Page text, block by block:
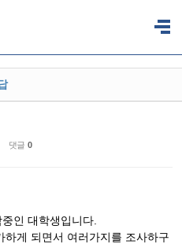
댓글 0
인 대학생입니다.
게 되면서 여러가지를 조사하구